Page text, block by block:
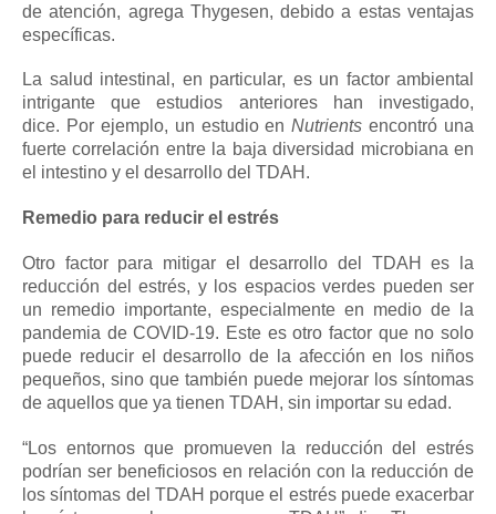
de atención, agrega Thygesen, debido a estas ventajas
específicas.
La salud intestinal, en particular, es un factor ambiental
intrigante que estudios anteriores han investigado,
dice. Por ejemplo, un estudio enNutrients encontró una
fuerte correlación entre la baja diversidad microbiana en
el intestino y el desarrollo del TDAH.
Remedio para reducir el estrés
Otro factor para mitigar el desarrollo del TDAH es la
reducción del estrés, y los espacios verdes pueden ser
un remedio importante, especialmente en medio de la
pandemia de COVID-19. Este es otro factor que no solo
puede reducir el desarrollo de la afección en los niños
pequeños, sino que también puede mejorar los síntomas
de aquellos que ya tienen TDAH, sin importar su edad.
“Los entornos que promueven la reducción del estrés
podrían ser beneficiosos en relación con la reducción de
los síntomas del TDAH porque el estrés puede exacerbar